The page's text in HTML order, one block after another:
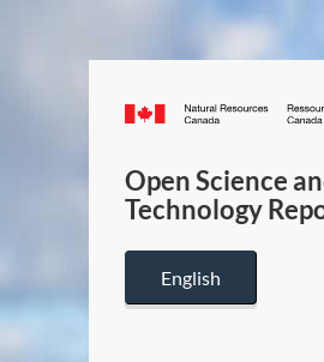
Canada.ca
Open Science
Technology
English